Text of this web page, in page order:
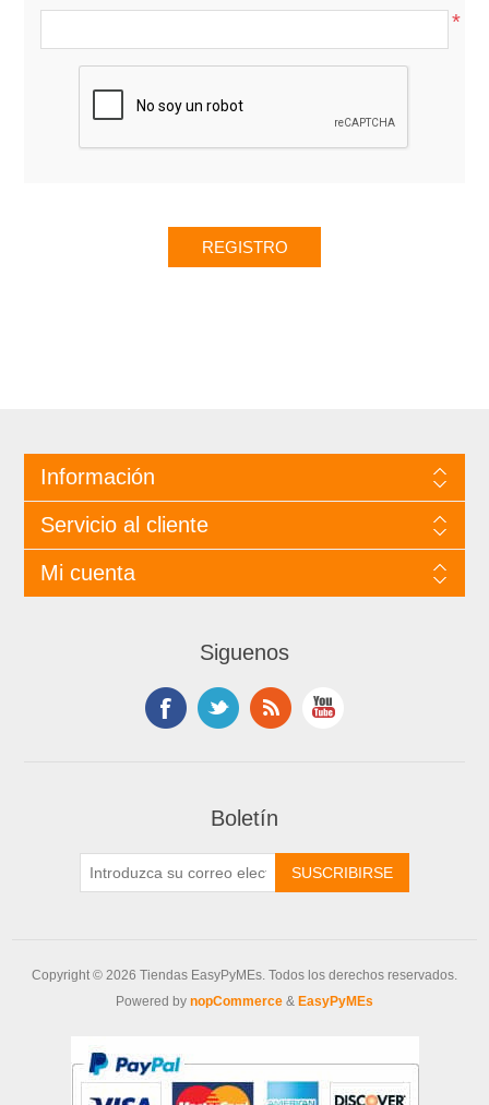
*
Información
Servicio al cliente
Mi cuenta
Siguenos
Boletín
Copyright © 2026 Tiendas EasyPyMEs. Todos los derechos reservados.
Powered by nopCommerce & EasyPyMEs